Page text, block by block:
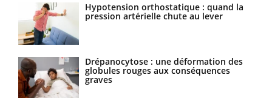
Hypotension orthostatique : quand la
pression artérielle chute au lever
Drépanocytose : une déformation des
globules rouges aux conséquences
graves